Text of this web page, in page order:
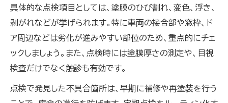
具体的な点検項目としては、塗膜のひび割れ、変色、浮き、
剥がれなどが挙げられます。特に車両の接合部や窓枠、ド
ア周辺などは劣化が進みやすい部位のため、重点的にチェ
ックしましょう。また、点検時には塗膜厚さの測定や、目視
検査だけでなく触診も有効です。
点検で発見した不具合箇所は、早期に補修や再塗装を行う